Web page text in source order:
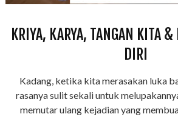
KRIYA, KARYA, TANGAN KITA
DIRI
Kadang, ketika kita merasakan luka
rasanya sulit sekali untuk
memutar ulang kejadian yang